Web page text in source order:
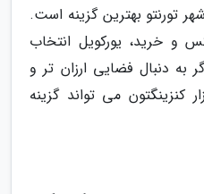
تورنتو بهترین گزینه است.
و خرید، یورکویل انتخاب
به دنبال فضایی ارزان تر و
کنزینگتون می تواند گزینه